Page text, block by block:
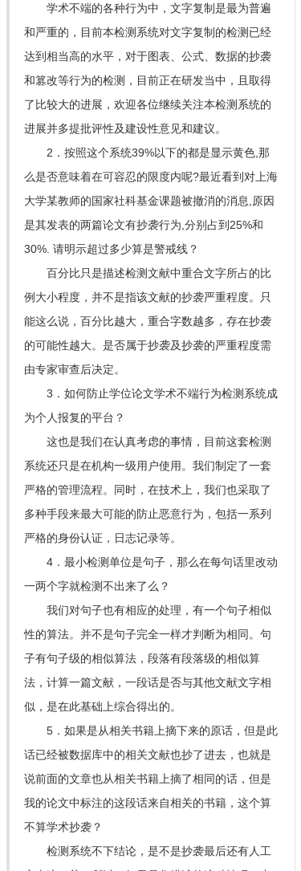
学术不端的各种行为中，文字复制是最为普遍
和严重的，目前本检测系统对文字复制的检测已经
达到相当高的水平，对于图表、公式、数据的抄袭
和篡改等行为的检测，目前正在研发当中，且取得
了比较大的进展，欢迎各位继续关注本检测系统的
进展并多提批评性及建设性意见和建议。
2．按照这个系统39%以下的都是显示黄色,那
么是否意味着在可容忍的限度内呢?最近看到对上海
大学某教师的国家社科基金课题被撤消的消息,原因
是其发表的两篇论文有抄袭行为,分别占到25%和
30%. 请明示超过多少算是警戒线？
百分比只是描述检测文献中重合文字所占的比
例大小程度，并不是指该文献的抄袭严重程度。只
能这么说，百分比越大，重合字数越多，存在抄袭
的可能性越大。是否属于抄袭及抄袭的严重程度需
由专家审查后决定。
3．如何防止学位论文学术不端行为检测系统成
为个人报复的平台？
这也是我们在认真考虑的事情，目前这套检测
系统还只是在机构一级用户使用。我们制定了一套
严格的管理流程。同时，在技术上，我们也采取了
多种手段来最大可能的防止恶意行为，包括一系列
严格的身份认证，日志记录等。
4．最小检测单位是句子，那么在每句话里改动
一两个字就检测不出来了么？
我们对句子也有相应的处理，有一个句子相似
性的算法。并不是句子完全一样才判断为相同。句
子有句子级的相似算法，段落有段落级的相似算
法，计算一篇文献，一段话是否与其他文献文字相
似，是在此基础上综合得出的。
5．如果是从相关书籍上摘下来的原话，但是此
话已经被数据库中的相关文献也抄了进去，也就是
说前面的文章也从相关书籍上摘了相同的话，但是
我的论文中标注的这段话来自相关的书籍，这个算
不算学术抄袭？
检测系统不下结论，是不是抄袭最后还有人工